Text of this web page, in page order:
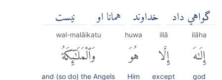
گواهي داد خداوند همانا او نيست
ilāha
إِلَٰهَ
god
illā
إِلَّا
except
huwa
هُوَ
Him
wal-malāikatu
وَٱلْمَلَٰٓئِكَةُ
and (so do) the Angels